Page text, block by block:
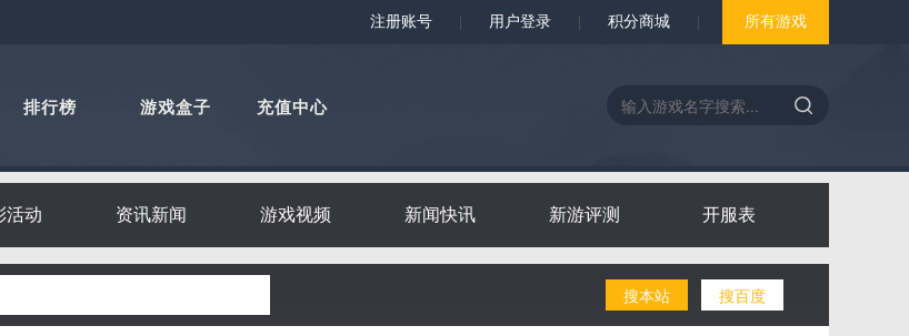
注册账号 用户登录 积分商城 所有游戏
排行榜 游戏盒子 充值中心
活动 资讯新闻 游戏视频 新闻快讯 新游评测 开服表
搜百度
搜本站